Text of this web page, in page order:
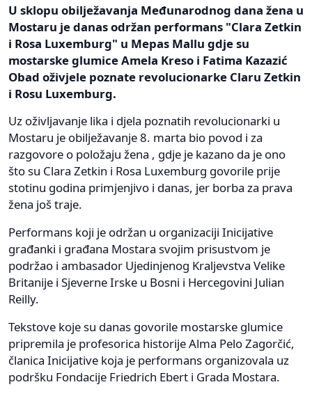
U sklopu obilježavanja Međunarodnog dana žena u
Mostaru je danas održan performans "Clara Zetkin
i Rosa Luxemburg" u Mepas Mallu gdje su
mostarske glumice Amela Kreso i Fatima Kazazić
Obad oživjele poznate revolucionarke Claru Zetkin
i Rosu Luxemburg.
Uz oživljavanje lika i djela poznatih revolucionarki u
Mostaru je obilježavanje 8. marta bio povod i za
razgovore o položaju žena , gdje je kazano da je ono
što su Clara Zetkin i Rosa Luxemburg govorile prije
stotinu godina primjenjivo i danas, jer borba za prava
žena još traje.
Performans koji je održan u organizaciji Inicijative
građanki i građana Mostara svojim prisustvom je
podržao i ambasador Ujedinjenog Kraljevstva Velike
Britanije i Sjeverne Irske u Bosni i Hercegovini Julian
Reilly.
Tekstove koje su danas govorile mostarske glumice
pripremila je profesorica historije Alma Pelo Zagorčić,
članica Inicijative koja je performans organizovala uz
podršku Fondacije Friedrich Ebert i Grada Mostara.